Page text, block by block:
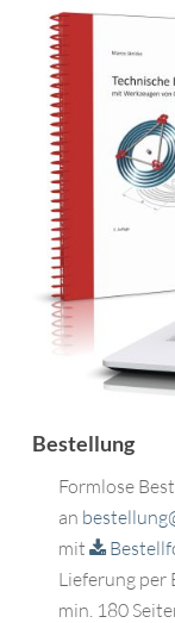
Bestellung
Formlose
an
mit
Lieferung per
min. 180